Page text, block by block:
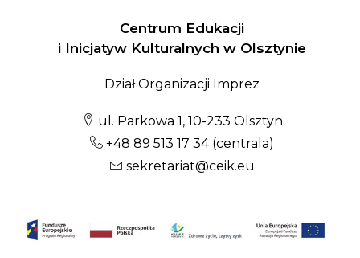
Centrum Edukacji
i Inicjatyw Kulturalnych w Olsztynie
Dział Organizacji Imprez
ul. Parkowa 1, 10-233 Olsztyn
+48 89 513 17 34(centrala)
sekretariat@ceik.eu